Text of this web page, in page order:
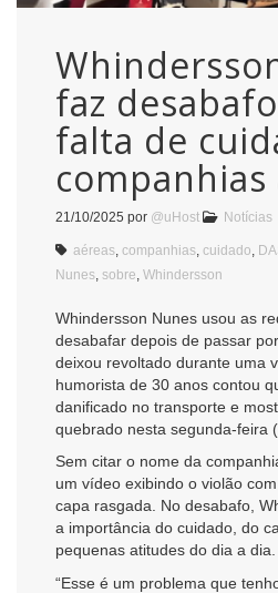
faz
falta de
companhias
21/10/2025 por @uHost Notícias
aéreas companhias cuidado
Nunes sobre Whindersson
Whindersson Nunes usou as
desabafar depois de passar
deixou revoltado durante uma
humorista de 30 anos contou
danificado no transporte e
quebrado nesta segunda-feira
Sem citar o nome da
um vídeo exibindo o violão
capa rasgada. No desabafo,
a importância do cuidado, do
pequenas atitudes do dia a dia.
“Esse é um problema que